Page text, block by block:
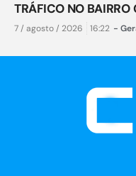
TRÁFICO NO BAIRRO
7 / agosto / 2026 16:22 -